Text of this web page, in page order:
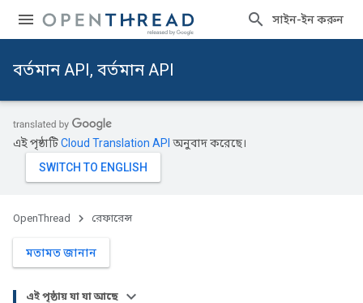
সাইন-ইন করুন
বর্তমান API, বর্তমান API
এই পৃষ্ঠাটিCloud Translation API অনুবাদ করেছে।
OpenThread রেফারেন্স
মতামত জানান
এই পৃষ্ঠায় যা যা আছে